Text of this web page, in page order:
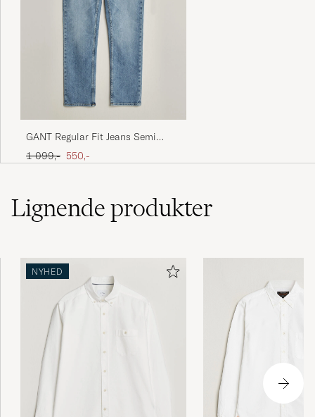
GANT Regular Fit Jeans Semi
Light Blue Worn In
Ordinary pris
1 099,- Nedsat pris
550,-
Lignendeprodukter
NYHED